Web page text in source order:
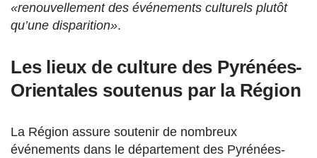
«renouvellement des événements culturels plutôt
qu’une disparition».
Les lieux de culture des Pyrénées-
Orientales soutenus par la Région
La Région assure soutenir de nombreux
événements dans le département des Pyrénées-